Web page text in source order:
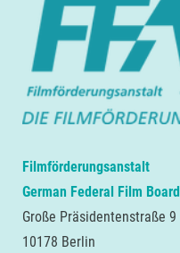
Filmförderungsanstalt
German Federal Film Board
Große Präsidentenstraße 9
10178 Berlin